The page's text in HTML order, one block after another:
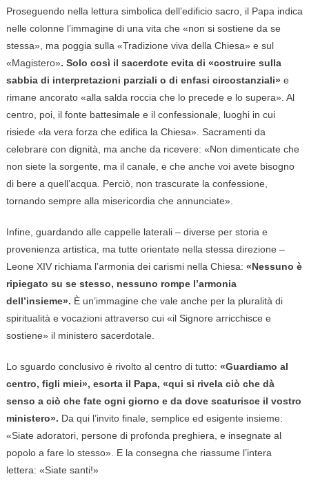
Proseguendo nella lettura simbolica dell’edificio sacro, il Papa indica
nelle colonne l’immagine di una vita che «non si sostiene da se
stessa», ma poggia sulla «Tradizione viva della Chiesa» e sul
«Magistero». Solo così il sacerdote evita di «costruire sulla
sabbia di interpretazioni parziali o di enfasi circostanziali» e
rimane ancorato «alla salda roccia che lo precede e lo supera». Al
centro, poi, il fonte battesimale e il confessionale, luoghi in cui
risiede «la vera forza che edifica la Chiesa». Sacramenti da
celebrare con dignità, ma anche da ricevere: «Non dimenticate che
non siete la sorgente, ma il canale, e che anche voi avete bisogno
di bere a quell’acqua. Perciò, non trascurate la confessione,
tornando sempre alla misericordia che annunciate».
Infine, guardando alle cappelle laterali – diverse per storia e
provenienza artistica, ma tutte orientate nella stessa direzione –
Leone XIV richiama l’armonia dei carismi nella Chiesa: «Nessuno è
ripiegato su se stesso, nessuno rompe l’armonia
dell’insieme». È un’immagine che vale anche per la pluralità di
spiritualità e vocazioni attraverso cui «il Signore arricchisce e
sostiene» il ministero sacerdotale.
Lo sguardo conclusivo è rivolto al centro di tutto: «Guardiamo al
centro, figli miei», esorta il Papa, «qui si rivela ciò che dà
senso a ciò che fate ogni giorno e da dove scaturisce il vostro
ministero». Da qui l’invito finale, semplice ed esigente insieme:
«Siate adoratori, persone di profonda preghiera, e insegnate al
popolo a fare lo stesso». E la consegna che riassume l’intera
lettera: «Siate santi!»